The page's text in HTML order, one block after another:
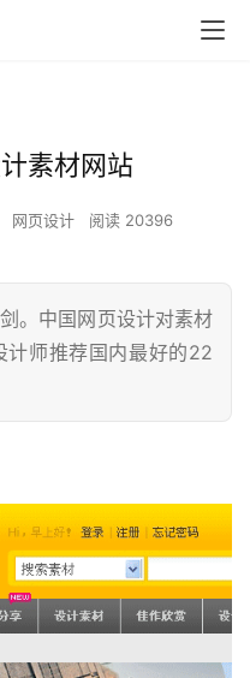
素材网站
网页设计 阅读 20396
。中国网页设计对素材
计师推荐国内最好的22